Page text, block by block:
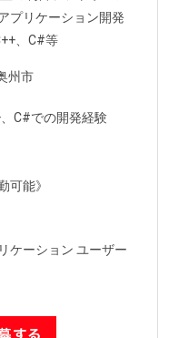
プリケーション開発
、C#等
州市
C#での開発経験
可能》
ケーション ユーザー